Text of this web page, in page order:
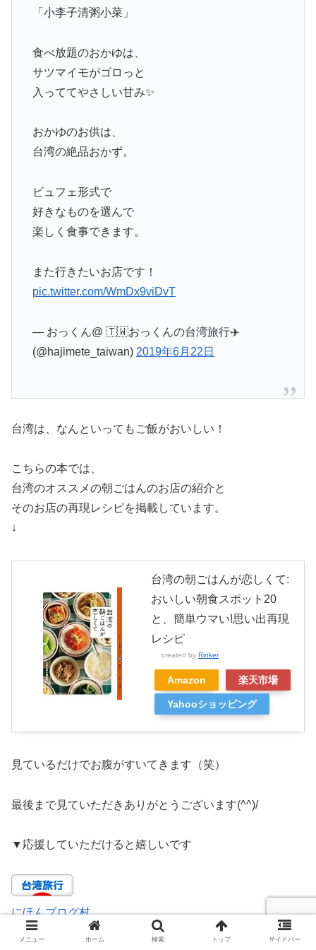
「小李子清粥小菜」
食べ放題のおかゆは、
サツマイモがゴロっと
入っててやさしい甘み✨
おかゆのお供は、
台湾の絶品おかず。
ビュフェ形式で
好きなものを選んで
楽しく食事できます。
また行きたいお店です！
pic.twitter.com/WmDx9viDvT
— おっくん@ 🇹🇼おっくんの台湾旅行✈️
(@hajimete_taiwan) 2019年6月22日
台湾は、なんといってもご飯がおいしい！
こちらの本では、
台湾のオススメの朝ごはんのお店の紹介と
そのお店の再現レシピを掲載しています。
↓
台湾の朝ごはんが恋しくて:
おいしい朝食スポット20
と、簡単ウマい!思い出再現
レシピ
created by Rinker
Amazon 楽天市場
Yahooショッピング
見ているだけでお腹がすいてきます（笑）
最後まで見ていただきありがとうございます(^^)/
▼ 応援していただけると嬉しいです
にほんブログ村
メニュー ホーム 検索 トップ サイドバー